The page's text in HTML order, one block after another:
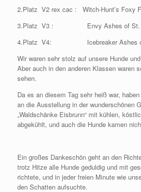
2.Platz V2 rex cac : Witch-Hunt’s Foxy
3.Platz V3 : Envy Ashes of St.
4.Platz V4: Icebreaker Ashes of
Wir waren sehr stolz auf unsere Hunde
Aber auch in den anderen Klassen waren
sehen.
Da es an diesem Tag sehr heiß war,
an die Ausstellung in der wunderschönen
„Waldschänke Eisbrunn“ mit kühlen,
abgekühlt, und auch die Hunde kamen
Ein großes Dankeschön geht an den
trotz Hitze alle Hunde geduldig und mit
richtete, und in jeder freien Minute wie
den Schatten aufsuchte.